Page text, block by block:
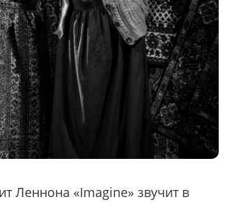
Леннона «Imagine» звучит в